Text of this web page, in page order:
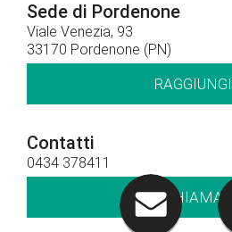
Sede di Pordenone
Viale Venezia, 93
33170 Pordenone (PN)
Contatti
0434 378411